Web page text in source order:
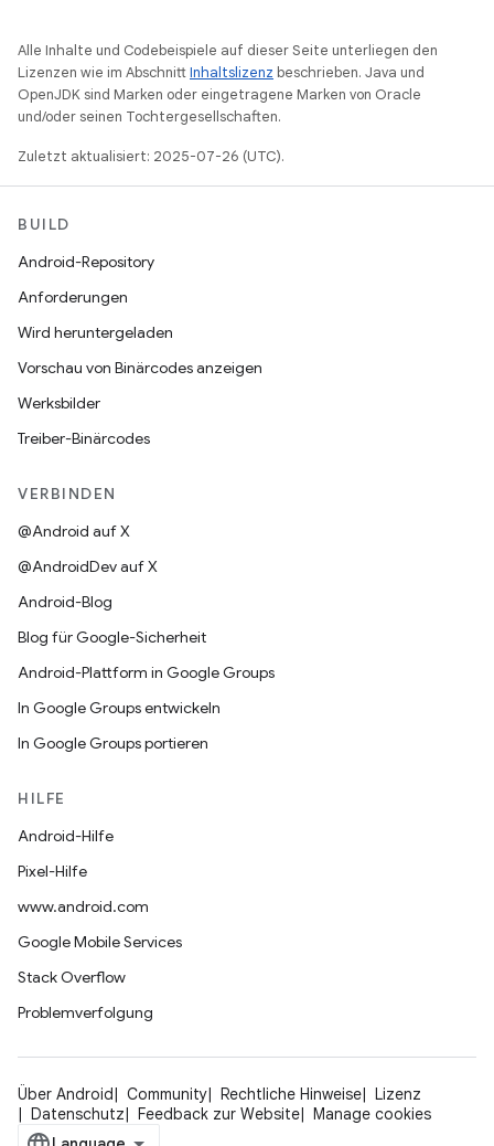
Alle Inhalte und Codebeispiele auf dieser Seite unterliegen den
Lizenzen wie im AbschnittInhaltslizenz beschrieben. Java und
OpenJDK sind Marken oder eingetragene Marken von Oracle
und/oder seinen Tochtergesellschaften.
Zuletzt aktualisiert: 2025-07-26 (UTC).
BUILD
Android-Repository
Anforderungen
Wird heruntergeladen
Vorschau von Binärcodes anzeigen
Werksbilder
Treiber-Binärcodes
VERBINDEN
@Android auf X
@AndroidDev auf X
Android-Blog
Blog für Google-Sicherheit
Android-Plattform in Google Groups
In Google Groups entwickeln
In Google Groups portieren
HILFE
Android-Hilfe
Pixel-Hilfe
www.android.com
Google Mobile Services
Stack Overflow
Problemverfolgung
Über Android Community Rechtliche Hinweise
Lizenz
Datenschutz
Feedback zur Website Manage cookies